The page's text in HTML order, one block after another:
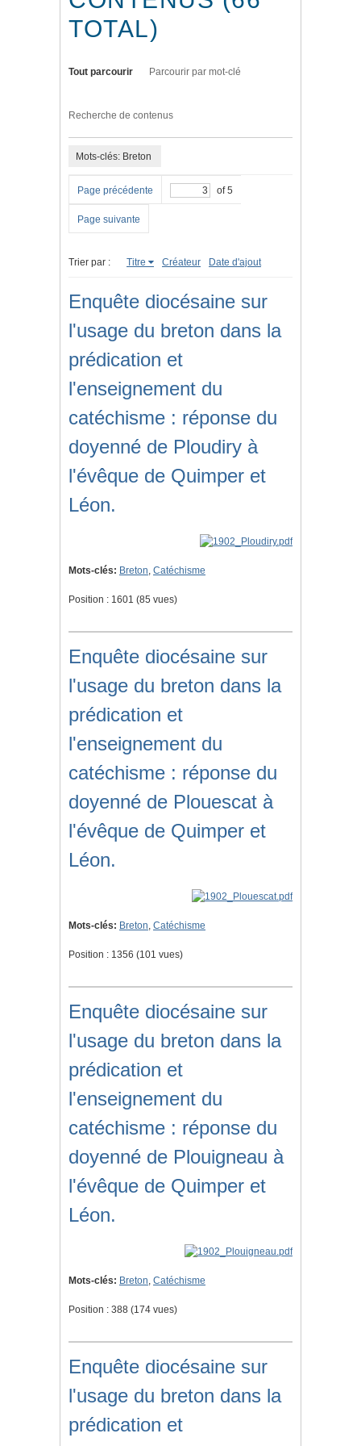
TOTAL)
Tout parcourir Parcourir par mot-clé
Recherche de contenus
Mots-clés: Breton
Page précédente of 5
Page suivante
Trier par : Titre Créateur Date d'ajout
Enquête diocésaine sur
l'usage du breton dans la
prédication et
l'enseignement du
catéchisme : réponse du
doyenné de Ploudiry à
l'évêque de Quimper et
Léon.
Mots-clés: Breton, Catéchisme
Position : 1601 (85 vues)
Enquête diocésaine sur
l'usage du breton dans la
prédication et
l'enseignement du
catéchisme : réponse du
doyenné de Plouescat à
l'évêque de Quimper et
Léon.
Mots-clés: Breton, Catéchisme
Position : 1356 (101 vues)
Enquête diocésaine sur
l'usage du breton dans la
prédication et
l'enseignement du
catéchisme : réponse du
doyenné de Plouigneau à
l'évêque de Quimper et
Léon.
Mots-clés: Breton, Catéchisme
Position : 388 (174 vues)
Enquête diocésaine sur
l'usage du breton dans la
prédication et